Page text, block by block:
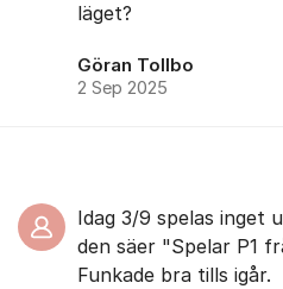
läget?
Göran Tollbo
2 Sep 2025
Idag 3/9 spelas
den säer "Spelar P1
Funkade bra tills igår.